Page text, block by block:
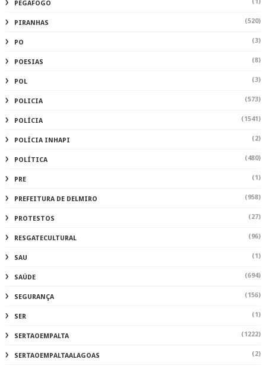
PEGAFOGO (1)
PIRANHAS (520)
PO (3)
POESIAS (8)
POL (3)
POLICIA (573)
POLÍCIA (1541)
POLÍCIA INHAPI (2)
POLÍTICA (480)
PRE (1)
PREFEITURA DE DELMIRO (958)
PROTESTOS (27)
RESGATECULTURAL (96)
SAU (1)
SAÚDE (694)
SEGURANÇA (156)
SER (1)
SERTAOEMPALTA (1222)
SERTAOEMPALTAALAGOAS (2)